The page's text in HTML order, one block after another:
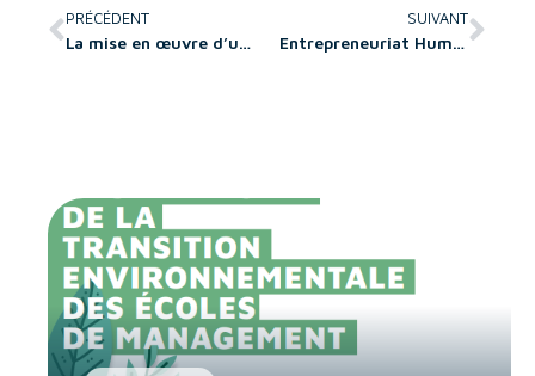
PRÉCÉDENT
La mise en œuvre d’une politique visant à favoriser l’emploi des personnes en situation de handicap : le cas des réseaux de la grande distribution alimentaire en France
SUIVANT
Entrepreneuriat Humain : Un levier pour renforcer la performance globale des PME ?